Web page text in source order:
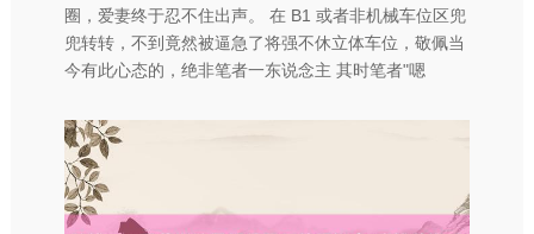
圈，爱妻终于忍不住出声。 在 B1 或者非机械车位区兜
兜转转，不到竟然被逼急了将强不休立体车位，敬佩当
今有此心态的，绝非笔者一东说念主 其时笔者"嗯